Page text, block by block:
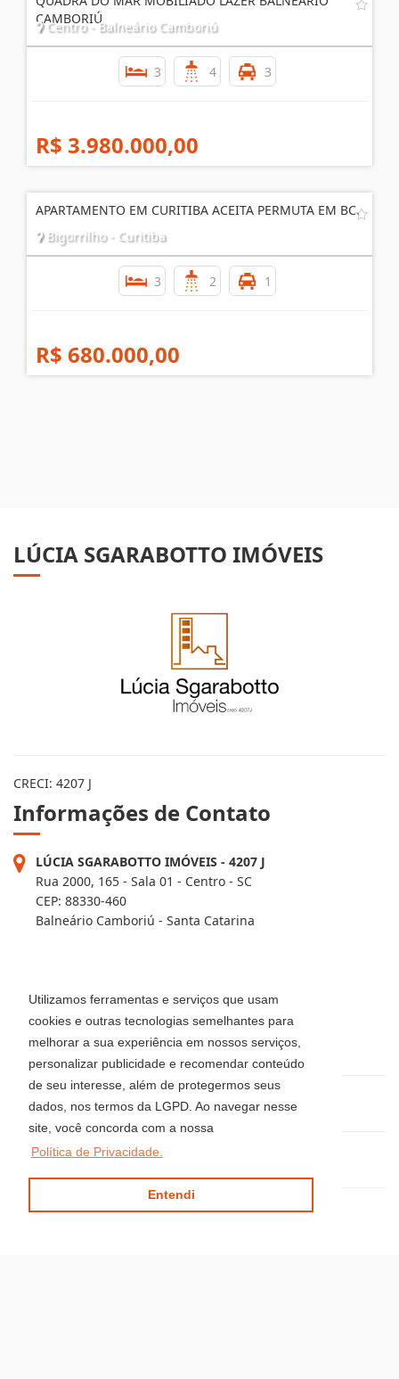
Utilizamos ferramentas e serviços que usam
cookies e outras tecnologias semelhantes para
melhorar a sua experiência em nossos serviços,
personalizar publicidade e recomendar conteúdo
de seu interesse, além de protegermos seus
dados, nos termos da LGPD. Ao navegar nesse
site, você concorda com a nossa
Política de Privacidade.
Entendi
CAMBORIÚ
Centro - Balneário Camboriú
3 4 3
R$ 3.980.000,00
APARTAMENTO EM CURITIBA ACEITA PERMUTA EM BC.
Bigorrilho - Curitiba
3 2 1
R$ 680.000,00
LÚCIA SGARABOTTO IMÓVEIS
CRECI: 4207 J
Informações de Contato
LÚCIA SGARABOTTO IMÓVEIS - 4207 J
Rua 2000, 165 - Sala 01 - Centro - SC
CEP: 88330-460
Balneário Camboriú - Santa Catarina
Balneário Camboriú - Santa Catarina
CEP: 88330-407
Telefone: (47) 3514-8008
(47) 3344-5942 / 3360-0018 / 99915-0583
locacaoluciaimoveis@gmail.com